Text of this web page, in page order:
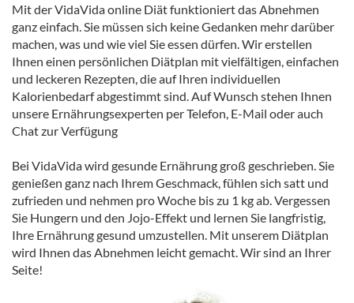
Mit der VidaVida online Diät funktioniert das Abnehmen
ganz einfach. Sie müssen sich keine Gedanken mehr darüber
machen, was und wie viel Sie essen dürfen. Wir erstellen
Ihnen einen persönlichen Diätplan mit vielfältigen, einfachen
und leckeren Rezepten, die auf Ihren individuellen
Kalorienbedarf abgestimmt sind. Auf Wunsch stehen Ihnen
unsere Ernährungsexperten per Telefon, E-Mail oder auch
Chat zur Verfügung
Bei VidaVida wird gesunde Ernährung groß geschrieben. Sie
genießen ganz nach Ihrem Geschmack, fühlen sich satt und
zufrieden und nehmen pro Woche bis zu 1 kg ab. Vergessen
Sie Hungern und den Jojo-Effekt und lernen Sie langfristig,
Ihre Ernährung gesund umzustellen. Mit unserem Diätplan
wird Ihnen das Abnehmen leicht gemacht. Wir sind an Ihrer
Seite!